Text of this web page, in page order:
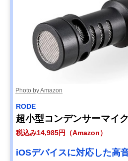
Photo by Amazon
RODE
超小型コンデンサーマイ
税込み14,985円（Amazon）
iOSデバイスに対応した高